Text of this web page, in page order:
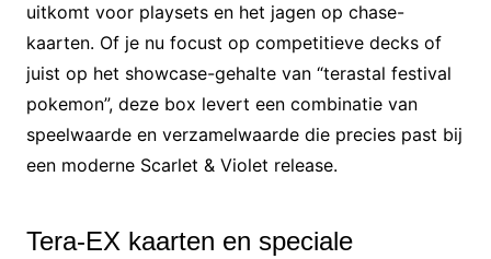
uitkomt voor playsets en het jagen op chase-
kaarten. Of je nu focust op competitieve decks of
juist op het showcase-gehalte van “terastal festival
pokemon”, deze box levert een combinatie van
speelwaarde en verzamelwaarde die precies past bij
een moderne Scarlet & Violet release.
Tera-EX kaarten en speciale